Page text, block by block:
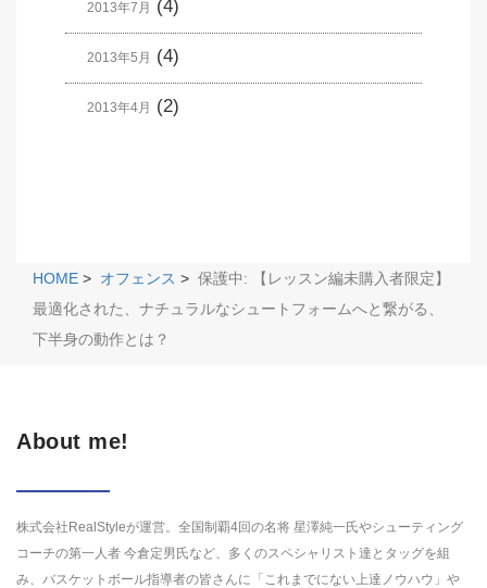
2013年7月 (4)
2013年5月 (4)
2013年4月 (2)
HOME > オフェンス > 保護中: 【レッスン編未購入者限定】
最適化された、ナチュラルなシュートフォームへと繋がる、
下半身の動作とは？
About me!
株式会社RealStyleが運営。全国制覇4回の名将 星澤純一氏やシューティング
コーチの第一人者 今倉定男氏など、多くのスペシャリスト達とタッグを組
み、バスケットボール指導者の皆さんに「これまでにない上達ノウハウ」や